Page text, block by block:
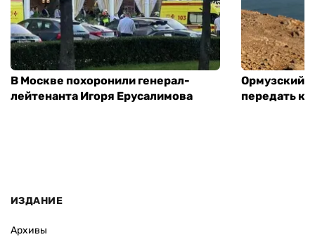
В Москве похоронили генерал-
лейтенанта Игоря Ерусалимова
Ормузский
передать
ИЗДАНИЕ
Архивы